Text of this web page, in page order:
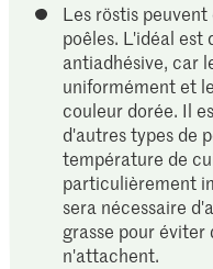
Les röstis
poêles. L'idéal est
antiadhésive, car
uniformément et
couleur dorée. Il
d'autres types de
température de
particulièrement
sera nécessaire
grasse pour éviter
n'attachent.